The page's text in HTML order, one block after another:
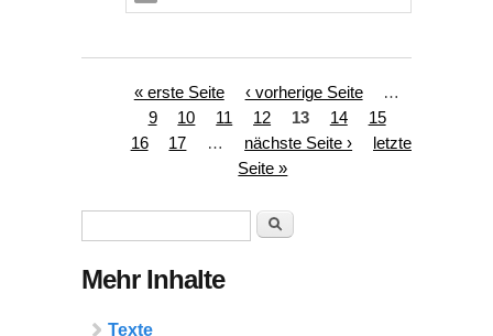
Seiten« erste Seite ‹ vorherige Seite
…
9
10 11 12 13 14
15
16
17 … nächste Seite ›
letzte
Seite »
Suche
Mehr Inhalte
Texte